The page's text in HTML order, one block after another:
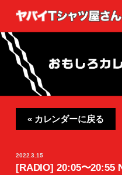
« カレンダーに戻る
2022.3.15
[RADIO] 20:05〜20:55